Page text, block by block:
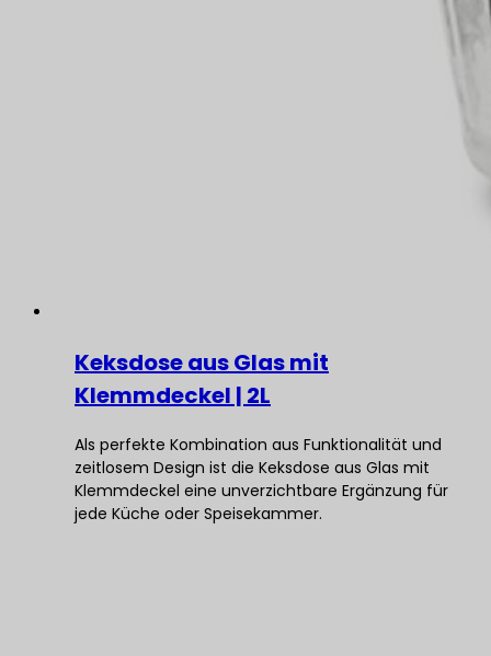
Keksdose aus Glas mit
Klemmdeckel | 2L
Als perfekte Kombination aus Funktionalität und
zeitlosem Design ist die Keksdose aus Glas mit
Klemmdeckel eine unverzichtbare Ergänzung für
jede Küche oder Speisekammer.